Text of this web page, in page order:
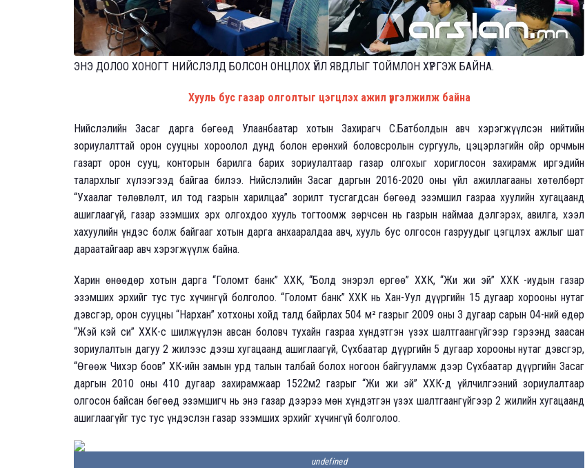
ЭНЭ ДОЛОО ХОНОГТ НИЙСЛЭЛД БОЛСОН ОНЦЛОХ ҮЙЛ ЯВДЛЫГ ТОЙМЛОН ХҮРГЭЖ БАЙНА.
Хууль бус газар олголтыг цэгцлэх ажил үргэлжилж байна
Нийслэлийн Засаг дарга бөгөөд Улаанбаатар хотын Захирагч С.Батболдын авч хэрэгжүүлсэн нийтийн
зориулалттай орон сууцны хороолол дунд болон ерөнхий боловсролын сургууль, цэцэрлэгийн ойр орчмын
газарт орон сууц, конторын барилга барих зориулалтаар газар олгохыг хориглосон захирамж иргэдийн
талархлыг хүлээгээд байгаа билээ. Нийслэлийн Засаг даргын 2016-2020 оны үйл ажиллагааны хөтөлбөрт
“Ухаалаг төлөвлөлт, ил тод газрын харилцаа” зорилт тусгагдсан бөгөөд эзэмшил газраа хуулийн хугацаанд
ашиглаагүй, газар эзэмших эрх олгохдоо хууль тогтоомж зөрчсөн нь газрын наймаа дэлгэрэх, авилга, хээл
хахуулийн үндэс болж байгааг хотын дарга анхааралдаа авч, хууль бус олгосон газруудыг цэгцлэх ажлыг шат
дараатайгаар авч хэрэгжүүлж байна.
Харин өнөөдөр хотын дарга “Голомт банк” ХХК, “Болд энэрэл өргөө” ХХК, “Жи жи эй” ХХК -иудын газар
эзэмших эрхийг тус тус хүчингүй болголоо. “Голомт банк” ХХК нь Хан-Уул дүүргийн 15 дугаар хорооны нутаг
дэвсгэр, орон сууцны “Нархан” хотхоны хойд талд байрлах 504 м² газрыг 2009 оны 3 дугаар сарын 04-ний өдөр
“Жэй кэй си” ХХК-с шилжүүлэн авсан боловч тухайн газраа хүндэтгэн үзэх шалтгаангүйгээр гэрээнд заасан
зориулалтын дагуу 2 жилээс дээш хугацаанд ашиглаагүй, Сүхбаатар дүүргийн 5 дугаар хорооны нутаг дэвсгэр,
“Өгөөж Чихэр боов” ХК-ийн замын урд талын талбай болох ногоон байгууламж дээр Сүхбаатар дүүргийн Засаг
даргын 2010 оны 410 дугаар захирамжаар 1522м2 газрыг “Жи жи эй” ХХК-д үйлчилгээний зориулалтаар
олгосон байсан бөгөөд эзэмшигч нь энэ газар дээрээ мөн хүндэтгэн үзэх шалтгаангүйгээр 2 жилийн хугацаанд
ашиглаагүйг тус тус үндэслэн газар эзэмших эрхийг хүчингүй болголоо.
undefined